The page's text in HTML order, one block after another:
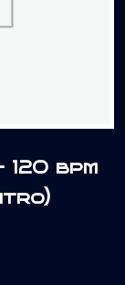
bpm